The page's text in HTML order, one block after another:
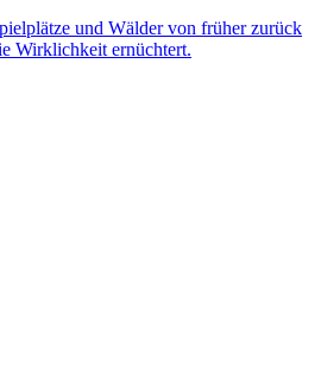
und Wälder von früher zurück
Wirklichkeit ernüchtert.